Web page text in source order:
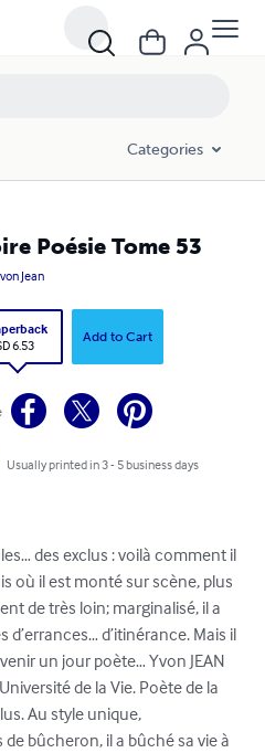
Categories
Poésie Tome 53
Jean
6.53
Add to Cart
Usually printed in 3 - 5 business days
des exclus : voilà comment il
où il est monté sur scène, plus
de très loin; marginalisé, il a
d’itinérance. Mais il
un jour poète… Yvon JEAN
de la Vie. Poète de la
Au style unique,
bûcheron, il a bûché sa vie à